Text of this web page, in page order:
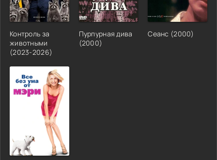
Контроль за
животными
(2023-2026)
Пурпурная дива
(2000)
Сеанс (2000)